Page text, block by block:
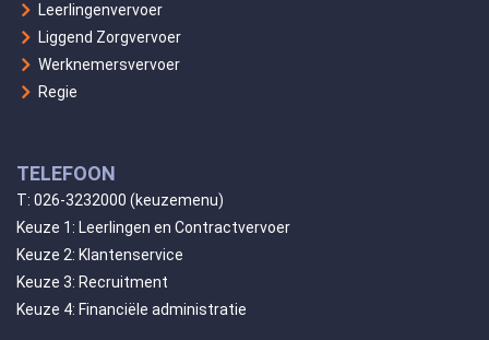
Leerlingenvervoer
Liggend Zorgvervoer
Werknemersvervoer
Regie
TELEFOON
T: 026-3232000 (keuzemenu)
Keuze 1: Leerlingen en Contractvervoer
Keuze 2: Klantenservice
Keuze 3: Recruitment
Keuze 4: Financiële administratie